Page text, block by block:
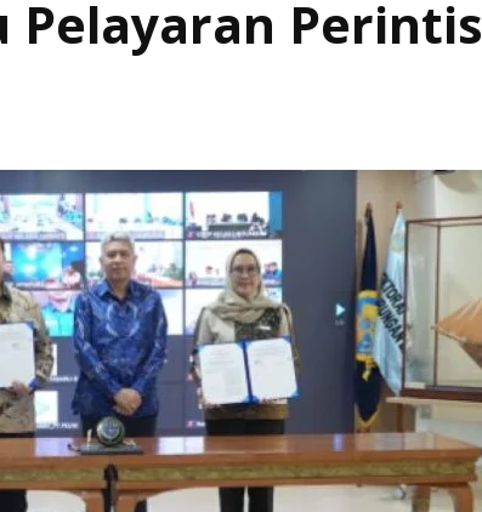
Pelayaran Perintis